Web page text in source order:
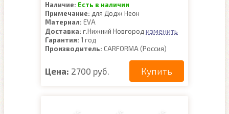
Наличие: Есть в наличии
Примечание: для Додж Неон
Материал: EVA
Доставка: г.Нижний Новгород изменить
Гарантия: 1 год
Производитель: CARFORMA (Россия)
Цена: 2700 руб. Купить